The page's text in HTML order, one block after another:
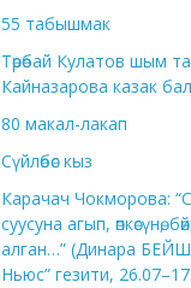
55 табышмак
Төрөбай Кулатов шым
Кайназарова казак
80 макал-лакап
Сүйлөбөс кыз
Карачач Чокморова:
суусуна агып, өпкөсүнө,
алган…” (Динара
Ньюс” гезити,